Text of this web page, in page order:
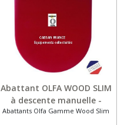
Abattant OLFA WOOD SLIM
à descente manuelle -
Déclipsable
Abattants Olfa Gamme Wood Slim